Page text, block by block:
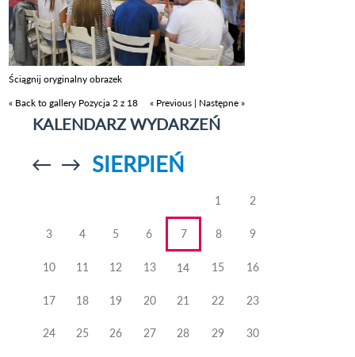
Ściągnij oryginalny obrazek
« Back to gallery Pozycja 2 z 18 « Previous | Następne »
KALENDARZ WYDARZEŃ
Przejdź doPrzejdź do
SIERPIEŃ
1 2
3 4 5 6 7 8 9
10 11 12 13 14 15 16
17 18 19 20 21 22 23
24 25 26 27 28 29 30